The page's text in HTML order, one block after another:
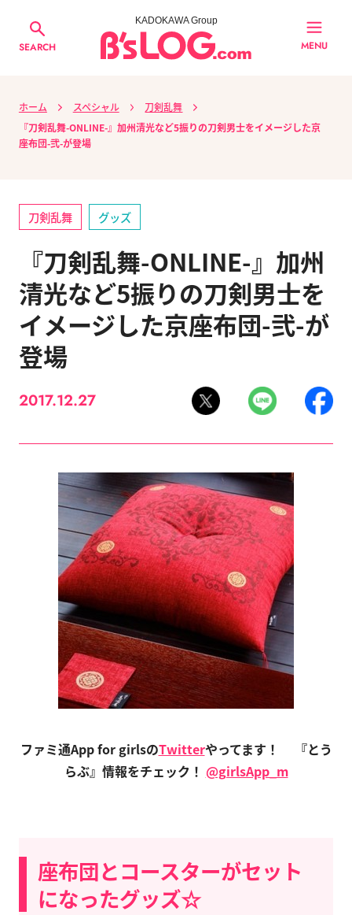
SEARCH
KADOKAWA Group
MENU
ホーム スペシャル
刀剣乱舞
『刀剣乱舞-ONLINE-』加州清光など5振りの刀剣男士をイメージした京
座布団-弐-が登場
刀剣乱舞 グッズ
『刀剣乱舞-ONLINE-』加州
清光など5振りの刀剣男士を
イメージした京座布団-弐-が
登場
2017.12.27
ファミ通App for girlsのTwitterやってます！
『とう
らぶ』情報をチェック！ @girlsApp_m
座布団とコースターがセット
になったグッズ☆